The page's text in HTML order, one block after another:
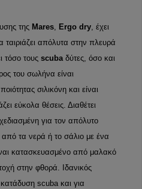
της Mares, Ergo dry, έχει
ταιριάζει απόλυτα στην πλευρά
τόσο τους scubaδύτες, όσο και
του σωλήνα είναι
σιλικόνη και είναι
εύκολα θέσεις. Διαθέτει
για τον απόλυτο
τα νερά ή το σάλιο με ένα
κατασκευασμένο από μαλακό
στην φθορά. Ιδανικός
scuba και για